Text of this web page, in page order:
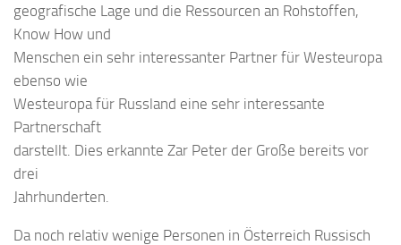
geografische Lage und die Ressourcen an Rohstoffen,
Know How und
Menschen ein sehr interessanter Partner für Westeuropa
ebenso wie
Westeuropa für Russland eine sehr interessante
Partnerschaft
darstellt. Dies erkannte Zar Peter der Große bereits vor
drei
Jahrhunderten.
Da noch relativ wenige Personen in Österreich Russisch